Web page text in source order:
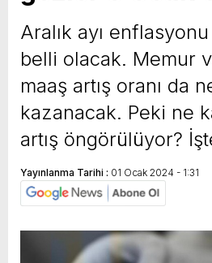
yeni özellikler belli oldu
Aralık ayı
belli olacak. Memur
maaş artış oranı da
kazanacak. Peki ne
artış öngörülüyor?
Yayınlanma Tarihi : 01 Ocak 2024 - 1:31